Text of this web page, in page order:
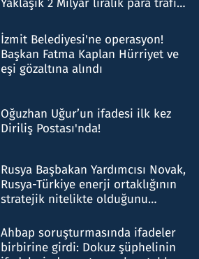
Yaklaşık 2 Milyar liralık para trafiği
İzmit Belediyesi'ne operasyon!
Başkan Fatma Kaplan Hürriyet ve
eşi gözaltına alındı
Oğuzhan Uğur’un ifadesi ilk kez
Diriliş Postası'nda!
Rusya Başbakan Yardımcısı Novak,
Rusya-Türkiye enerji ortaklığının
stratejik nitelikte olduğunu
Ahbap soruşturmasında ifadeler
birbirine girdi: Dokuz şüphelinin